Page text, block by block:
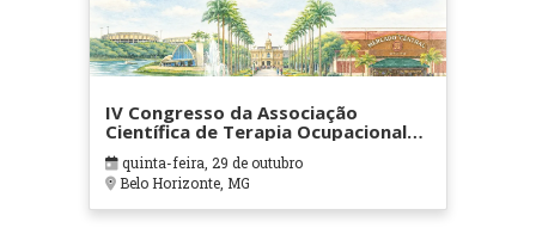
IV Congresso da Associação
Científica de Terapia Ocupacional
em Contextos Hospitalares e
Cuidados Paliativos - ATOHOSP
quinta-feira, 29 de outubro
Belo Horizonte, MG